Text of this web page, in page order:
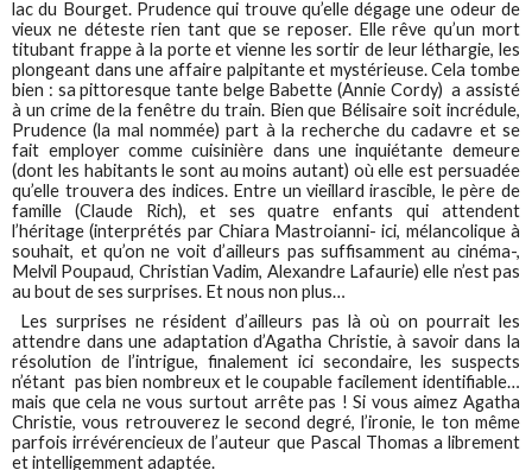
lac du Bourget. Prudence qui trouve qu’elle dégage une odeur de
vieux ne déteste rien tant que se reposer. Elle rêve qu’un mort
titubant frappe à la porte et vienne les sortir de leur léthargie, les
plongeant dans une affaire palpitante et mystérieuse. Cela tombe
bien : sa pittoresque tante belge Babette (Annie Cordy) a assisté
à un crime de la fenêtre du train. Bien que Bélisaire soit incrédule,
Prudence (la mal nommée) part à la recherche du cadavre et se
fait employer comme cuisinière dans une inquiétante demeure
(dont les habitants le sont au moins autant) où elle est persuadée
qu’elle trouvera des indices. Entre un vieillard irascible, le père de
famille (Claude Rich), et ses quatre enfants qui attendent
l’héritage (interprétés par Chiara Mastroianni- ici, mélancolique à
souhait, et qu’on ne voit d’ailleurs pas suffisamment au cinéma-,
Melvil Poupaud, Christian Vadim, Alexandre Lafaurie) elle n’est pas
au bout de ses surprises. Et nous non plus…
Les surprises ne résident d’ailleurs pas là où on pourrait les
attendre dans une adaptation d’Agatha Christie, à savoir dans la
résolution de l’intrigue, finalement ici secondaire, les suspects
n’étant pas bien nombreux et le coupable facilement identifiable…
mais que cela ne vous surtout arrête pas ! Si vous aimez Agatha
Christie, vous retrouverez le second degré, l’ironie, le ton même
parfois irrévérencieux de l’auteur que Pascal Thomas a librement
et intelligemment adaptée.